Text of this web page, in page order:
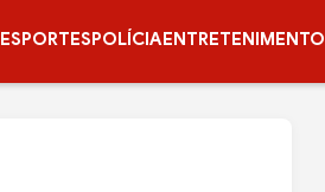
ESPORTESPOLÍCIAENTRETENIMENTO